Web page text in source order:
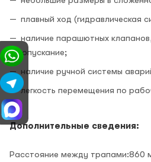
плавный ход (гидравлическая
наличие парашютных
опускание;
наличие ручной системы
легкость перемещения по
Дополнительные сведения:
Расстояние между трапами:860